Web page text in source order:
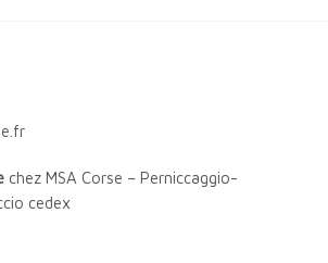
chez MSA Corse – Perniccaggio-
cedex